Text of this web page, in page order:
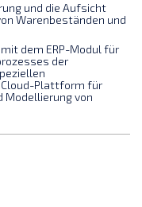
und die Aufsicht
Warenbeständen und
dem ERP-Modul für
der
Plattform für
Modellierung von